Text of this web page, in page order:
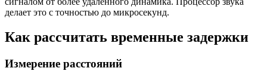
делает это с точностью до микросекунд.
Как рассчитать временные задержки
Измерение расстояний